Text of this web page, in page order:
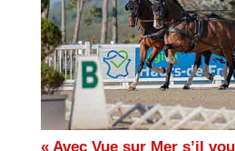
« Avec Vue sur Mer s’il